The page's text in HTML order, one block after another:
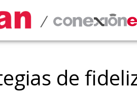
/
de